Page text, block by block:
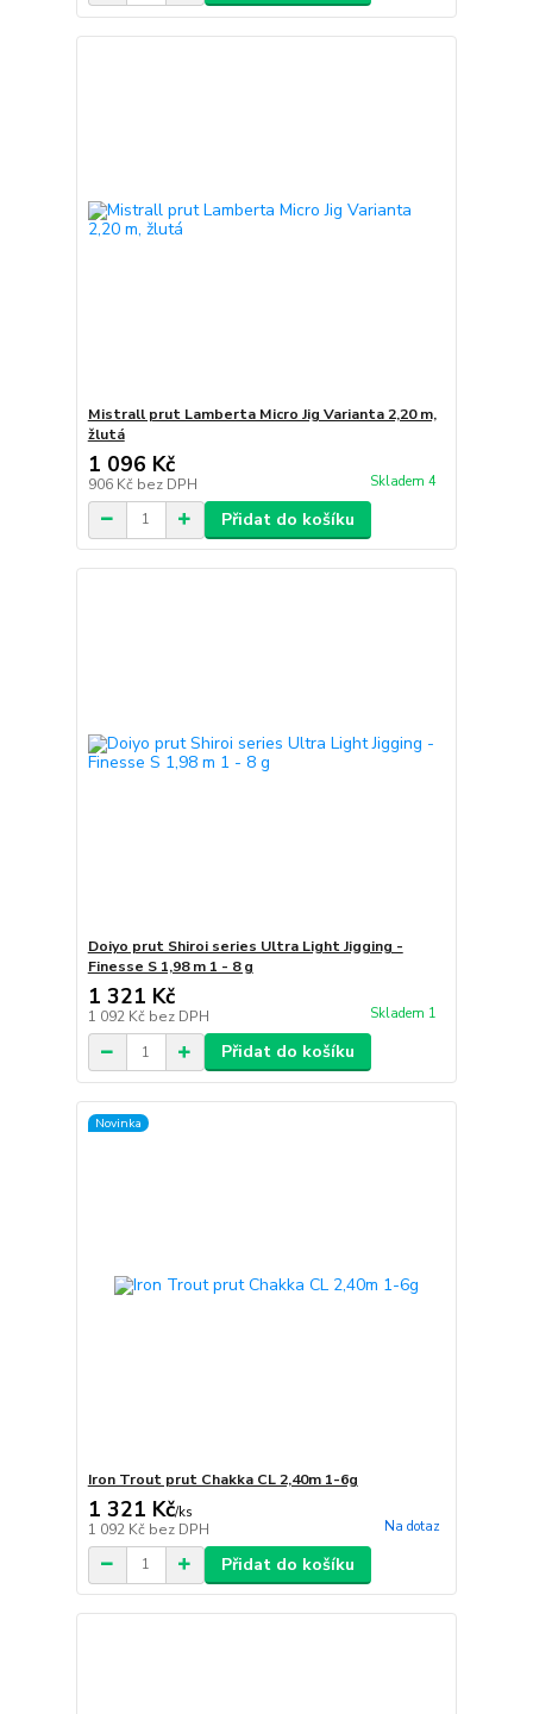
Mistrall prut Lamberta Micro Jig Varianta 2,20 m,
žlutá
1 096 Kč
906 Kč bez DPH Skladem 4
Přidat do košíku
Doiyo prut Shiroi series Ultra Light Jigging -
Finesse S 1,98 m 1 - 8 g
1 321 Kč
1 092 Kč bez DPH Skladem 1
Přidat do košíku
Novinka
Iron Trout prut Chakka CL 2,40m 1-6g
1 321 Kč/ks
1 092 Kč bez DPH Na dotaz
Přidat do košíku